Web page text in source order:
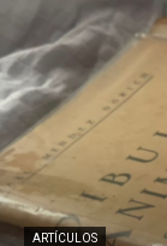
ARTÍCULOS